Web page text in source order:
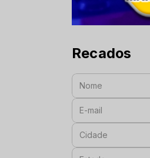
Recados
Nome:
E-mail:
Cidade:
Estado: